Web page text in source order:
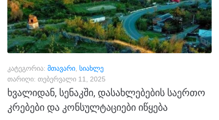
კატეგორია: მთავარი სიახლე
თარიღი: თებერვალი 11, 2025
ხვალიდან, სენაკში, დასახლებების საერთო
კრებები და კონსულტაციები იწყება